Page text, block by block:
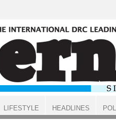
LIFESTYLE HEADLINES